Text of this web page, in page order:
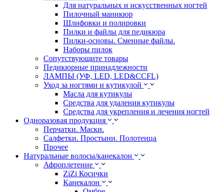
Для натуральных и искусственных ногтей
Пилочный маникюр
Шлифовки и полировки
Пилки и файлы для педикюра
Пилки-основы. Сменные файлы.
Наборы пилок
Сопутствующите товары
Педикюрные принадлежности
ЛАМПЫ (УФ, LED, LED&CCFL)
Уход за ногтями и кутикулой
Масла для кутикулы
Средства для удаления кутикулы
Средства для укрепления и лечения ногтей
Одноразовая продукция
Перчатки. Маски.
Салфетки. Простыни. Полотенца
Прочее
Натуральные волосы/канекалон
Афроплетение
ZiZi Косички
Канекалон